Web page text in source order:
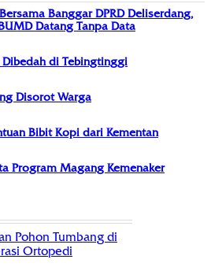
Banggar DPRD Deliserdang,
Datang Tanpa Data
Dibedah di Tebingtinggi
Disorot Warga
Bibit Kopi dari Kementan
Program Magang Kemenaker
Pohon Tumbang di
Ortopedi